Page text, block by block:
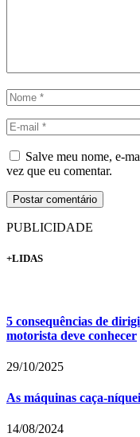
Salve meu nome, e-
vez que eu comentar.
PUBLICIDADE
+LIDAS
5 consequências de
motorista deve conhecer
29/10/2025
As máquinas caça-
14/08/2024